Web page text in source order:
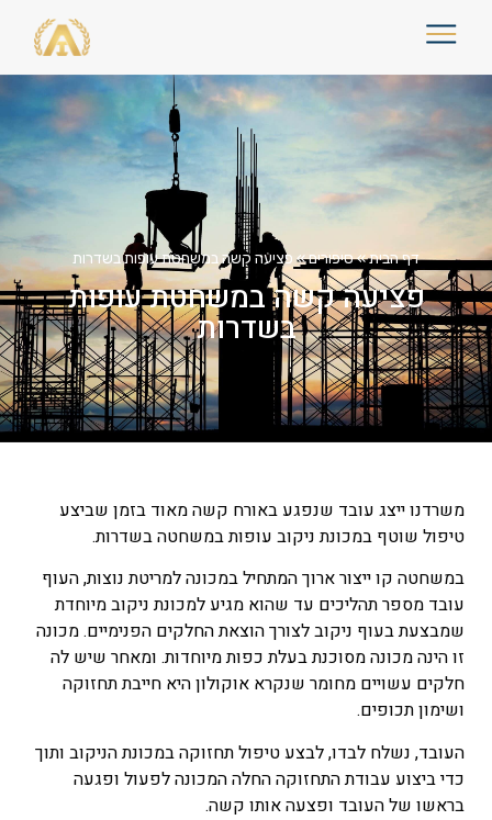
דף הבית»סיפורים» פציעה קשה במשחטת עופות בשדרות
פציעה קשה במשחטת עופות
בשדרות
משרדנו ייצג עובד שנפגע באורח קשה מאוד בזמן שביצע
טיפול שוטף במכונת ניקוב עופות במשחטה בשדרות.
במשחטה קו ייצור ארוך המתחיל במכונה למריטת נוצות, העוף
עובד מספר תהליכים עד שהוא מגיע למכונת ניקוב מיוחדת
שמבצעת בעוף ניקוב לצורך הוצאת החלקים הפנימיים. מכונה
זו הינה מכונה מסוכנת בעלת כפות מיוחדות. ומאחר שיש לה
חלקים עשויים מחומר שנקרא אוקולון היא חייבת תחזוקה
ושימון תכופים.
העובד, נשלח לבדו, לבצע טיפול תחזוקה במכונת הניקוב ותוך
כדי ביצוע עבודת התחזוקה החלה המכונה לפעול ופגעה
בראשו של העובד ופצעה אותו קשה.